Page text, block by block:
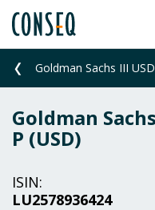
Goldman
P (USD)
ISIN:
LU2578936424